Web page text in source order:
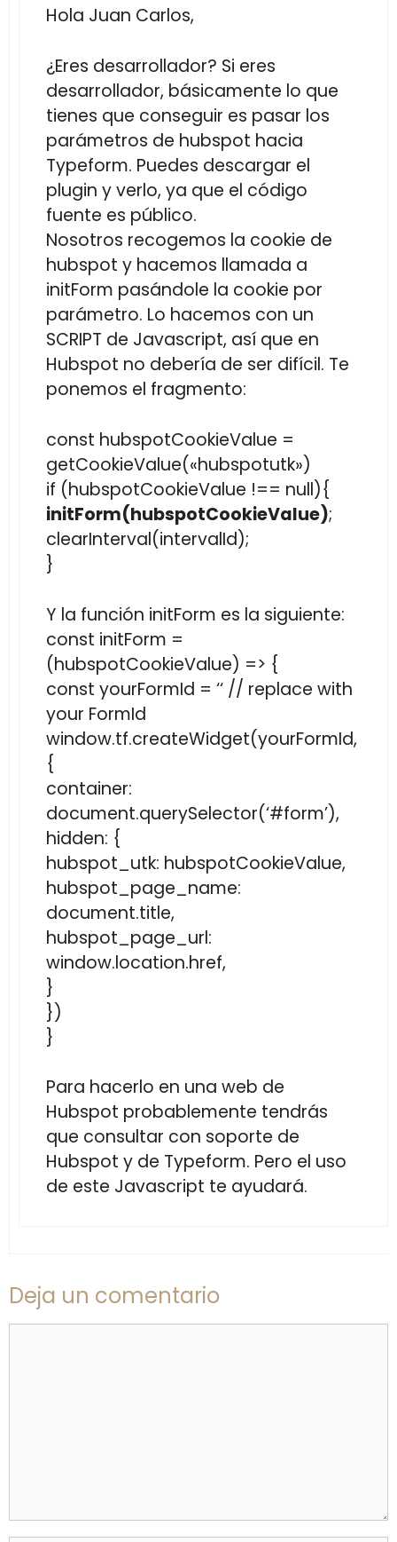
Hola Juan Carlos,
¿Eres desarrollador? Si eres
desarrollador, básicamente lo que
tienes que conseguir es pasar los
parámetros de hubspot hacia
Typeform. Puedes descargar el
plugin y verlo, ya que el código
fuente es público.
Nosotros recogemos la cookie de
hubspot y hacemos llamada a
initForm pasándole la cookie por
parámetro. Lo hacemos con un
SCRIPT de Javascript, así que en
Hubspot no debería de ser difícil. Te
ponemos el fragmento:
const hubspotCookieValue =
getCookieValue(«hubspotutk»)
if (hubspotCookieValue !== null){
initForm(hubspotCookieValue);
clearInterval(intervalId);
}
Y la función initForm es la siguiente:
const initForm =
(hubspotCookieValue) => {
const yourFormId = ‘‘ // replace with
your FormId
window.tf.createWidget(yourFormId,
{
container:
document.querySelector(‘#form’),
hidden: {
hubspot_utk: hubspotCookieValue,
hubspot_page_name:
document.title,
hubspot_page_url:
window.location.href,
}
})
}
Para hacerlo en una web de
Hubspot probablemente tendrás
que consultar con soporte de
Hubspot y de Typeform. Pero el uso
de este Javascript te ayudará.
Deja un comentario